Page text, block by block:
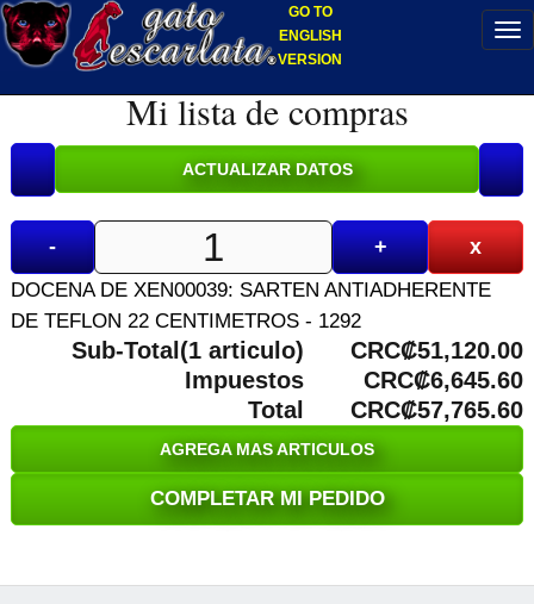
GO TO
ENGLISH
VERSION
Mi lista de compras
- + x
DOCENA DE XEN00039: SARTEN ANTIADHERENTE
DE TEFLON 22 CENTIMETROS - 1292
Sub-Total(1 articulo)
CRC₡51,120.00
Impuestos
CRC₡6,645.60
Total
CRC₡57,765.60
AGREGA MAS ARTICULOS
COMPLETAR MI PEDIDO